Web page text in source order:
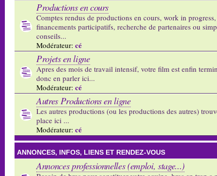
Productions en cours
Comptes rendus de productions en cours, work in
financements participatifs, recherche de partenaires ou
conseils...
Modérateur: cé
Projets en ligne
Apres des mois de travail intensif, votre film est enfin
donc en parler ici...
Modérateur: cé
Autres Productions en ligne
Les autres productions (ou les productions des autres)
place ici ...
Modérateur: cé
ANNONCES, INFOS, LIENS ET RENDEZ-VOUS
Annonces professionnelles (emploi, stage...)